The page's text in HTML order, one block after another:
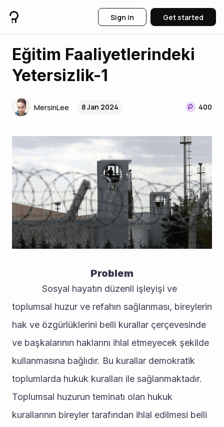
Sign in Get started
Eğitim Faaliyetlerindeki
Yetersizlik-1
MersinLee 8 Jan 2024 400
Problem
toplumsal huzur ve refahın sağlanması, bireylerin
hak ve özgürlüklerini belli kurallar çerçevesinde
ve başkalarının haklarını ihlal etmeyecek şekilde
kullanmasına bağlıdır. Bu kurallar demokratik
toplumlarda hukuk kuralları ile sağlanmaktadır.
Toplumsal huzurun teminatı olan hukuk
kurallarının bireyler tarafından ihlal edilmesi belli